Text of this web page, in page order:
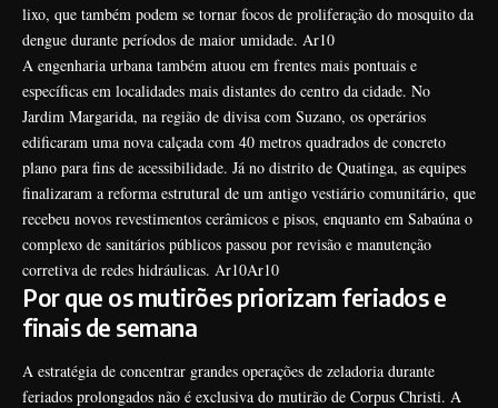
lixo, que também podem se tornar focos de proliferação do mosquito da
dengue durante períodos de maior umidade. Ar10
A engenharia urbana também atuou em frentes mais pontuais e
específicas em localidades mais distantes do centro da cidade. No
Jardim Margarida, na região de divisa com Suzano, os operários
edificaram uma nova calçada com 40 metros quadrados de concreto
plano para fins de acessibilidade. Já no distrito de Quatinga, as equipes
finalizaram a reforma estrutural de um antigo vestiário comunitário, que
recebeu novos revestimentos cerâmicos e pisos, enquanto em Sabaúna o
complexo de sanitários públicos passou por revisão e manutenção
corretiva de redes hidráulicas. Ar10Ar10
Por que os mutirões priorizam feriados e
finais de semana
A estratégia de concentrar grandes operações de zeladoria durante
feriados prolongados não é exclusiva do mutirão de Corpus Christi. A